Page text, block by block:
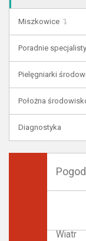
Miszkowice
Poradnie
Pielęgniarki
Położna
Diagnostyka
Wiatr